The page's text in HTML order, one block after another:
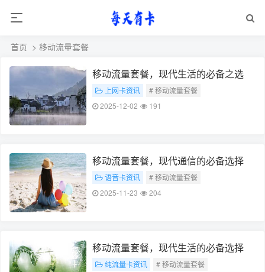
首页 > 移动流量套餐
移动流量套餐，现代生活的必备之选
上网卡资讯
# 移动流量套餐
# 现代生活必备
2025-12-02 191
移动流量套餐，现代通信的必备选择
语音卡资讯
# 移动流量套餐
# 现代通信必备
2025-11-23 204
移动流量套餐，现代生活的必备选择
纯流量卡资讯
# 移动流量套餐